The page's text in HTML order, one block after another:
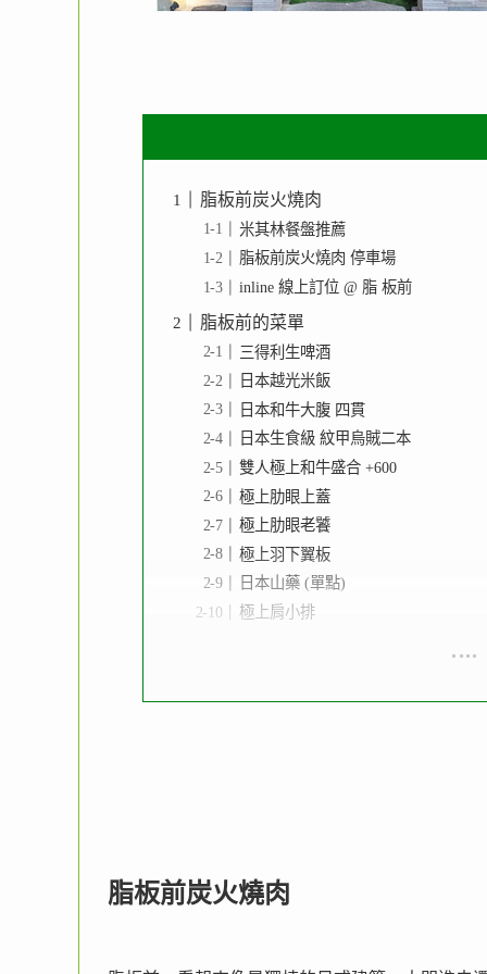
脂板前炭火燒肉
米其林餐盤推薦
脂板前炭火燒肉 停車場
inline 線上訂位 @ 脂 板前
脂板前的菜單
三得利生啤酒
日本越光米飯
日本和牛大腹 四貫
日本生食級 紋甲烏賊二本
雙人極上和牛盛合 +600
極上肋眼上蓋
極上肋眼老饕
極上羽下翼板
日本山藥 (單點)
極上肩小排
脂板前炭火燒肉